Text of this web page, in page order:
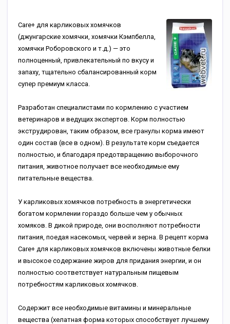
Care+ для карликовых хомячков
(джунгарские хомячки, хомячки Кэмпбелла,
хомячки Роборовского и т.д.) — это
полноценный, привлекательный по вкусу и
запаху, тщательно сбалансированный корм
супер премиум класса.
Разработан специалистами по кормлению с участием
ветеринаров и ведущих экспертов. Корм полностью
экструдирован, таким образом, все гранулы корма имеют
один состав (все в одном). В результате корм съедается
полностью, и благодаря предотвращению выборочного
питания, животное получает все необходимые ему
питательные вещества.
У карликовых хомячков потребность в энергетически
богатом кормлении гораздо больше чем у обычных
хомяков. В дикой природе, они восполняют потребности
питания, поедая насекомых, червей и зерна. В рецепт корма
Care+ для карликовых хомячков включены животные белки
и высокое содержание жиров для придания энергии, и он
полностью соответствует натуральным пищевым
потребностям карликовых хомячков.
Содержит все необходимые витамины и минеральные
вещества (хелатная форма которых способствует лучшему